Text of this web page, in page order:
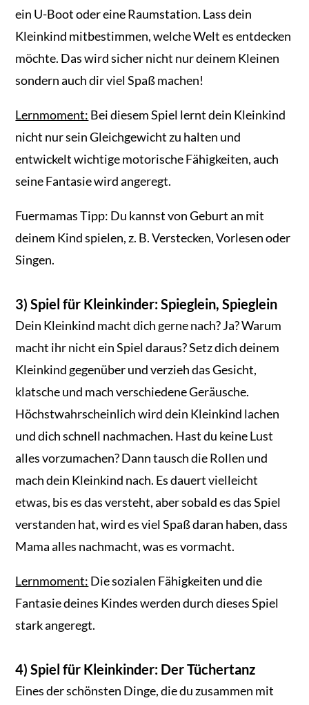
ein U-Boot oder eine Raumstation. Lass dein
Kleinkind mitbestimmen, welche Welt es entdecken
möchte. Das wird sicher nicht nur deinem Kleinen
sondern auch dir viel Spaß machen!
Lernmoment: Bei diesem Spiel lernt dein Kleinkind
nicht nur sein Gleichgewicht zu halten und
entwickelt wichtige motorische Fähigkeiten, auch
seine Fantasie wird angeregt.
Fuermamas Tipp: Du kannst von Geburt an mit
deinem Kind spielen, z. B. Verstecken, Vorlesen oder
Singen.
3) Spiel für Kleinkinder: Spieglein, Spieglein
Dein Kleinkind macht dich gerne nach? Ja? Warum
macht ihr nicht ein Spiel daraus? Setz dich deinem
Kleinkind gegenüber und verzieh das Gesicht,
klatsche und mach verschiedene Geräusche.
Höchstwahrscheinlich wird dein Kleinkind lachen
und dich schnell nachmachen. Hast du keine Lust
alles vorzumachen? Dann tausch die Rollen und
mach dein Kleinkind nach. Es dauert vielleicht
etwas, bis es das versteht, aber sobald es das Spiel
verstanden hat, wird es viel Spaß daran haben, dass
Mama alles nachmacht, was es vormacht.
Lernmoment: Die sozialen Fähigkeiten und die
Fantasie deines Kindes werden durch dieses Spiel
stark angeregt.
4) Spiel für Kleinkinder: Der Tüchertanz
Eines der schönsten Dinge, die du zusammen mit